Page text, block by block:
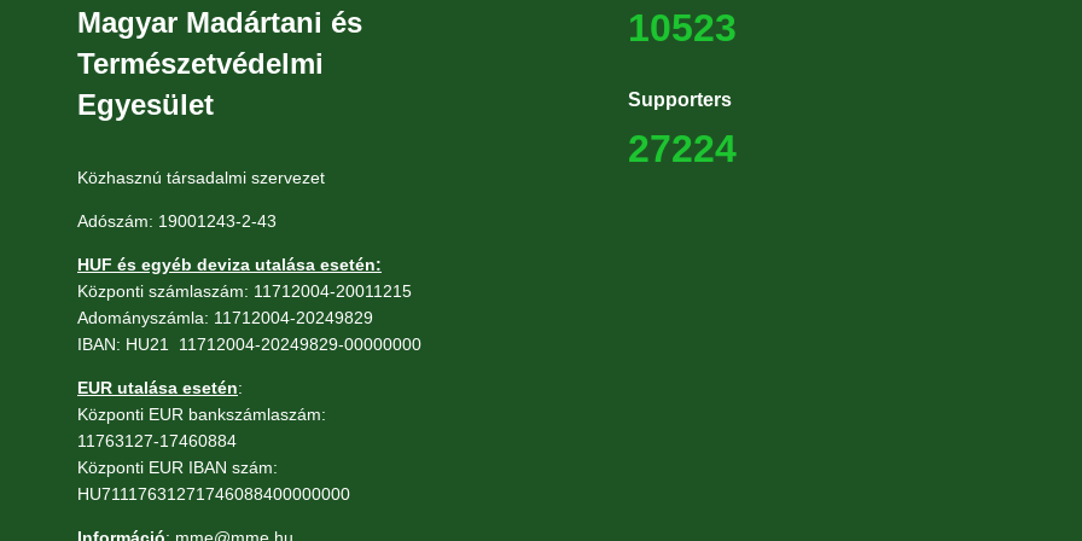
Magyar Madártani és
Természetvédelmi
Egyesület
Közhasznú társadalmi szervezet
Adószám: 19001243-2-43
HUF és egyéb deviza utalása esetén:
Központi számlaszám: 11712004-20011215
Adományszámla: 11712004-20249829
IBAN: HU21 11712004-20249829-00000000
EUR utalása esetén:
Központi EUR bankszámlaszám:
11763127-17460884
Központi EUR IBAN szám:
HU71117631271746088400000000
Információ: mme@mme.hu
10523
Supporters
27224